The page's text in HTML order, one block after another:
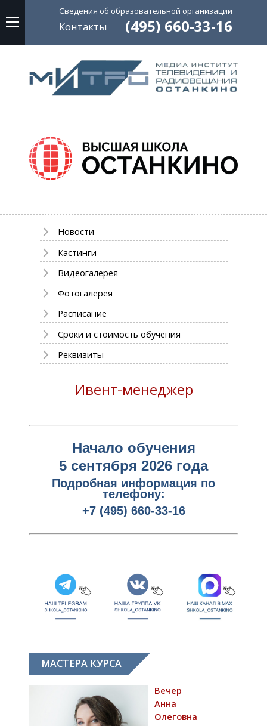
Сведения об образовательной организации
Контакты (495) 660-33-16
Новости
Кастинги
Видеогалерея
Фотогалерея
Расписание
Сроки и стоимость обучения
Реквизиты
Ивент-менеджер
Начало обучения
5 сентября 2026 года
Подробная информация по
телефону:
+7 (495) 660-33-16
МАСТЕРА КУРСА
Вечер
Анна
Олеговна